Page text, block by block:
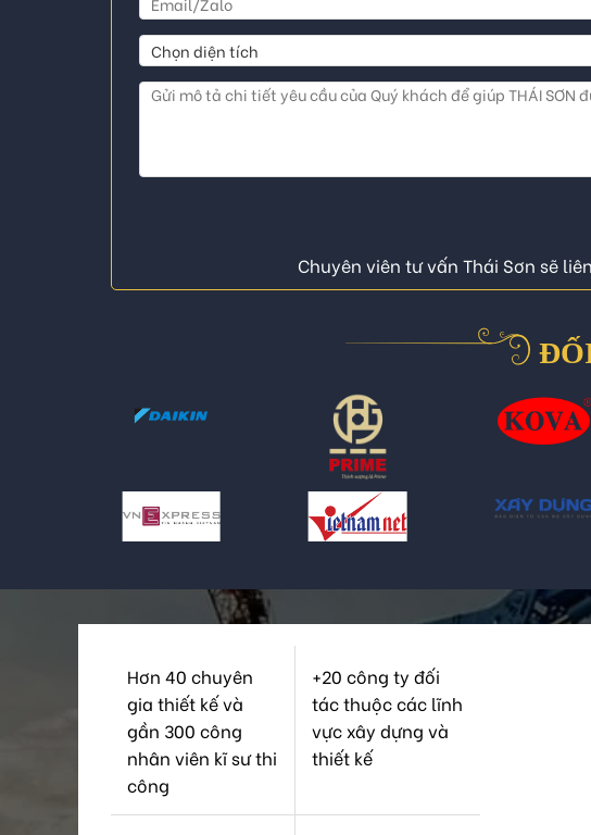
Chuyên viên tư vấn Thái Sơn sẽ
Hơn 40 chuyên
gia thiết kế và
gần 300 công
nhân viên kĩ sư thi
công
+20 công ty đối
tác thuộc các lĩnh
vực xây dựng và
thiết kế